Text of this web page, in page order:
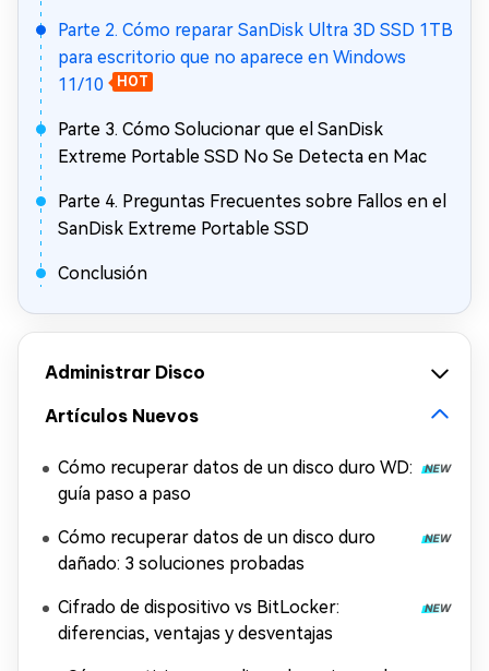
Parte 2. Cómo reparar SanDisk Ultra 3D SSD 1TB
para escritorio que no aparece en Windows
11/10
HOT
Parte 3. Cómo Solucionar que el SanDisk
Extreme Portable SSD No Se Detecta en Mac
Parte 4. Preguntas Frecuentes sobre Fallos en el
SanDisk Extreme Portable SSD
Conclusión
Administrar Disco
Artículos Nuevos
Cómo recuperar datos de un disco duro WD:
guía paso a paso
Cómo recuperar datos de un disco duro
dañado: 3 soluciones probadas
Cifrado de dispositivo vs BitLocker:
diferencias, ventajas y desventajas